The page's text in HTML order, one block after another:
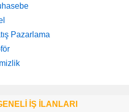
Pazarlama
İŞ İLANLARI